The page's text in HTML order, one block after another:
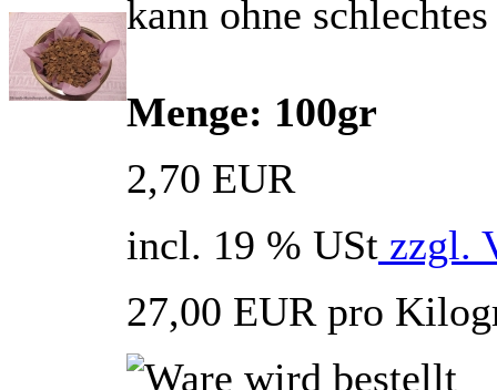
kann ohne
Menge: 100gr
2,70 EUR
incl. 19 % USt zzgl.
27,00 EUR pro